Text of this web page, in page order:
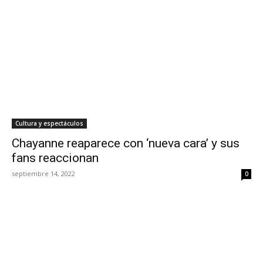
Cultura y espectáculos
Chayanne reaparece con ‘nueva cara’ y sus
fans reaccionan
septiembre 14, 2022 0